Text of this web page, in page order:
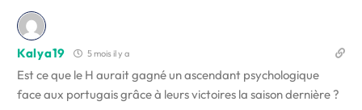
Kalya19 5 mois il y a
Est ce que le H aurait gagné un ascendant psychologique
face aux portugais grâce à leurs victoires la saison dernière ?